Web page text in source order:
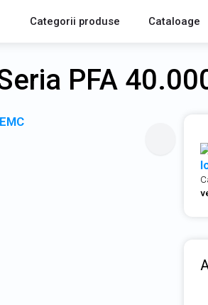
Categorii produse Cataloage
PFA